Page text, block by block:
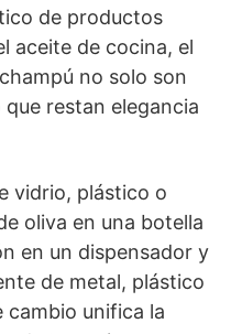
de productos
aceite de cocina, el
no solo son
restan elegancia
vidrio, plástico o
oliva en una botella
en un dispensador y
de metal, plástico
cambio unifica la